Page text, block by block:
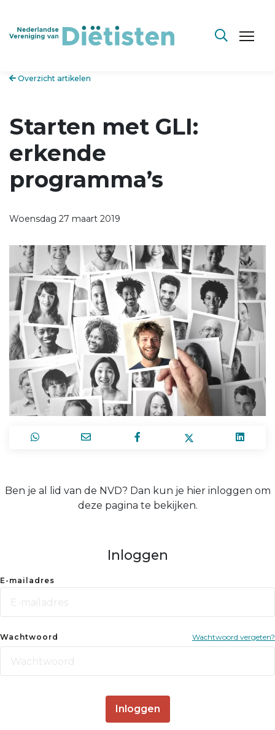
Overzicht artikelen
Starten met GLI:
erkende
programma’s
Woensdag 27 maart 2019
Ben je al lid van de NVD? Dan kun je hier inloggen om
deze pagina te bekijken.
Inloggen
E-mailadres
Wachtwoord Wachtwoord vergeten?
Inloggen